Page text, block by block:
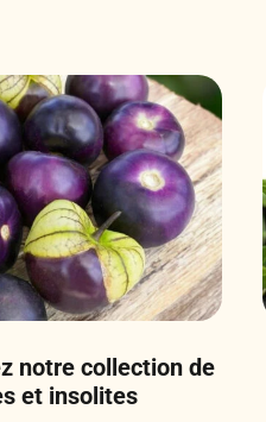
notre collection de
et insolites